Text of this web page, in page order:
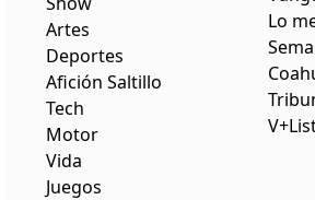
Artes
Deportes
Afición Saltillo
Tech
Motor
Vida
Juegos
Lo